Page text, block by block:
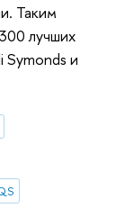
Таким
лучших
Symonds и